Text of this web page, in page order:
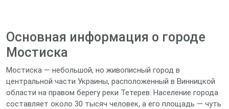
Основная информация о городе
Мостиска
Мостиска — небольшой, но живописный город в
центральной части Украины, расположенный в Винницкой
области на правом берегу реки Тетерев. Население города
составляет около 30 тысяч человек, а его площадь — чуть